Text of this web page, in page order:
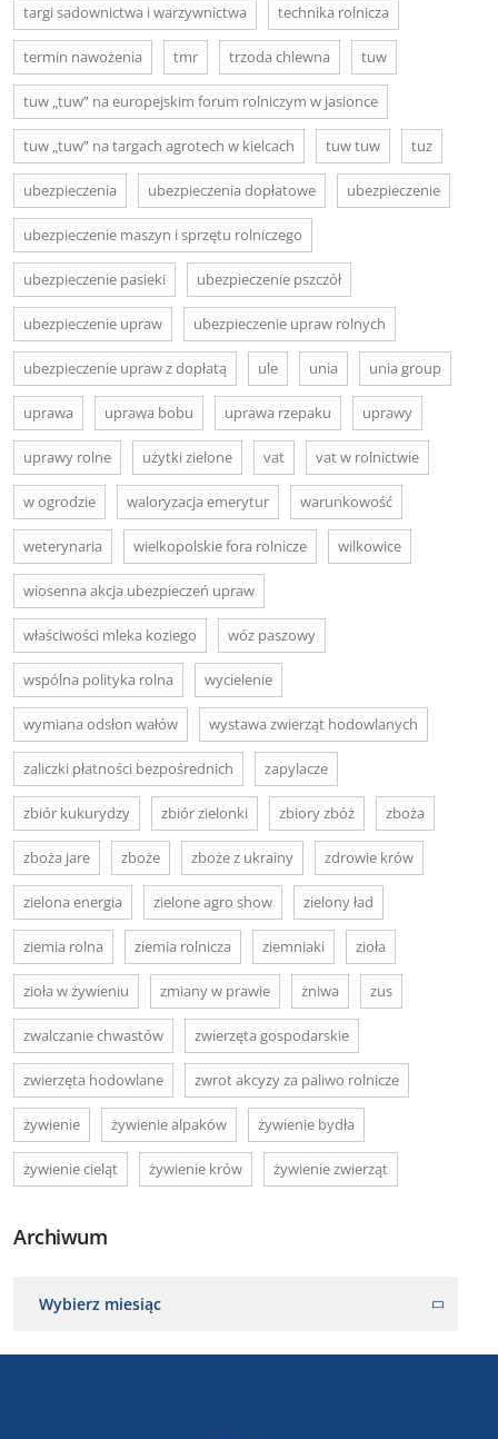
targi sadownictwa i warzywnictwa technika rolnicza
termin nawożenia tmr trzoda chlewna tuw
tuw „tuw” na europejskim forum rolniczym w jasionce
tuw „tuw” na targach agrotech w kielcach tuw tuw tuz
ubezpieczenia ubezpieczenia dopłatowe ubezpieczenie
ubezpieczenie maszyn i sprzętu rolniczego
ubezpieczenie pasieki ubezpieczenie pszczół
ubezpieczenie upraw ubezpieczenie upraw rolnych
ubezpieczenie upraw z dopłatą ule unia unia group
uprawa uprawa bobu uprawa rzepaku uprawy
uprawy rolne użytki zielone vat vat w rolnictwie
w ogrodzie waloryzacja emerytur warunkowość
weterynaria wielkopolskie fora rolnicze wilkowice
wiosenna akcja ubezpieczeń upraw
właściwości mleka koziego wóz paszowy
wspólna polityka rolna wycielenie
wymiana odsłon wałów wystawa zwierząt hodowlanych
zaliczki płatności bezpośrednich zapylacze
zbiór kukurydzy zbiór zielonki zbiory zbóż zboża
zboża jare zboże zboże z ukrainy zdrowie krów
zielona energia zielone agro show zielony ład
ziemia rolna ziemia rolnicza ziemniaki zioła
zioła w żywieniu zmiany w prawie żniwa zus
zwalczanie chwastów zwierzęta gospodarskie
zwierzęta hodowlane zwrot akcyzy za paliwo rolnicze
żywienie żywienie alpaków żywienie bydła
żywienie cieląt żywienie krów żywienie zwierząt
Archiwum
Wybierz miesiąc